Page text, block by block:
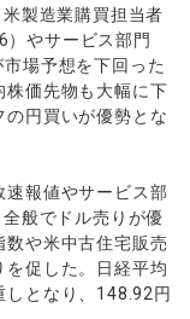
製造業購買担当者
やサービス部門
場予想を下回った
株価先物も大幅に下
円買いが優勢とな
報値やサービス部
般でドル売りが優
や米中古住宅販売
促した。日経平均
しとなり、148.92円